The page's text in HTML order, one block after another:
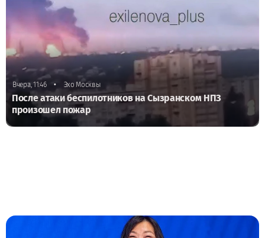
Вчера, 11:46 • Эхо Москвы
После атаки беспилотников на Сызранском НПЗ
произошел пожар